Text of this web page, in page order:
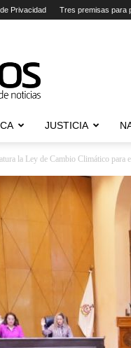
Privacidad Tres premisas para
JUSTICIA
la Ley de Cambio Climático para